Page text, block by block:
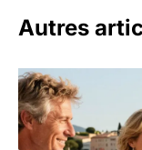
Autres